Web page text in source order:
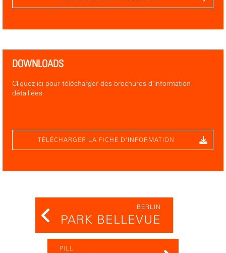
DOWNLOADS
Cliquez ici pour télécharger des brochures d'information
détaillées.
TÉLÉCHARGER LA FICHE D'INFORMATION
BERLIN
PARK BELLEVUE
PILL